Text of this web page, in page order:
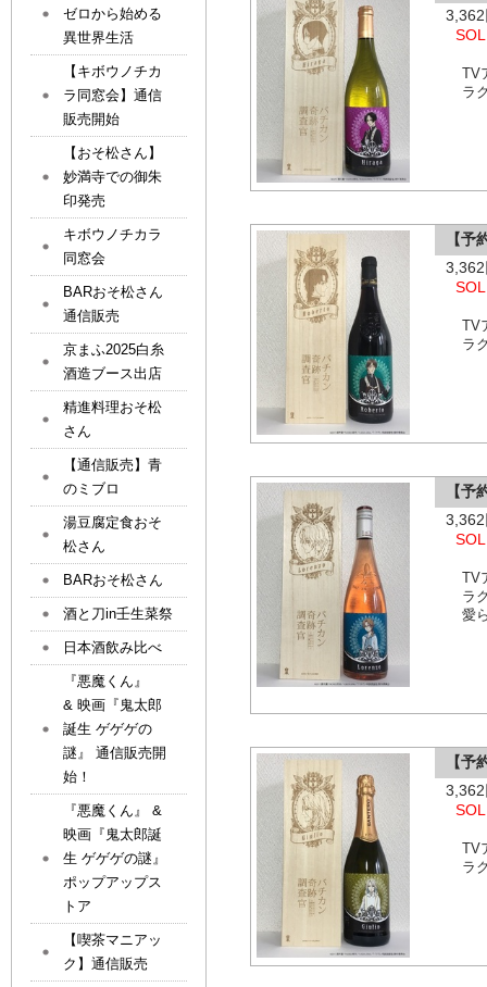
ラ
【
ラ
【
ラ
愛
【
ラ
ゼロから始める
異世界生活
【キボウノチカ
ラ同窓会】通信
販売開始
【おそ松さん】
妙満寺での御朱
印発売
キボウノチカラ
同窓会
BARおそ松さん
通信販売
京まふ2025白糸
酒造ブース出店
精進料理おそ松
さん
【通信販売】青
のミブロ
湯豆腐定食おそ
松さん
BARおそ松さん
酒と刀in壬生菜祭
日本酒飲み比べ
『悪魔くん』
& 映画『鬼太郎
誕生 ゲゲゲの
謎』 通信販売開
始！
『悪魔くん』 &
映画『鬼太郎誕
生 ゲゲゲの謎』
ポップアップス
トア
【喫茶マニアッ
ク】通信販売